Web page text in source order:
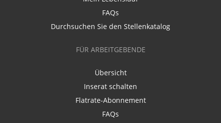
FAQs
Durchsuchen Sie den Stellenkatalog
FÜR ARBEITGEBENDE
Übersicht
Inserat schalten
Flatrate-Abonnement
FAQs